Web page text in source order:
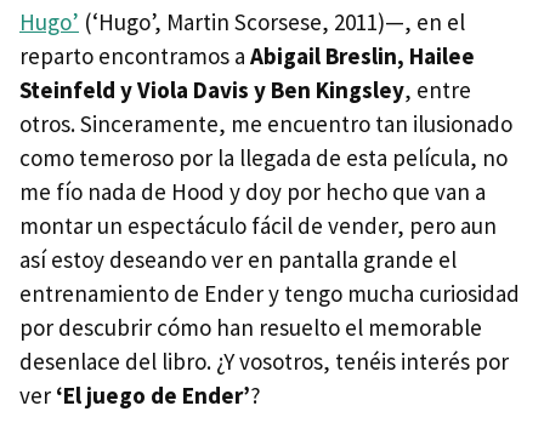
Hugo’ (‘Hugo’, Martin Scorsese, 2011)—, en el
reparto encontramos a Abigail Breslin, Hailee
Steinfeld y Viola Davis y Ben Kingsley, entre
otros. Sinceramente, me encuentro tan ilusionado
como temeroso por la llegada de esta película, no
me fío nada de Hood y doy por hecho que van a
montar un espectáculo fácil de vender, pero aun
así estoy deseando ver en pantalla grande el
entrenamiento de Ender y tengo mucha curiosidad
por descubrir cómo han resuelto el memorable
desenlace del libro. ¿Y vosotros, tenéis interés por
ver ‘El juego de Ender’?